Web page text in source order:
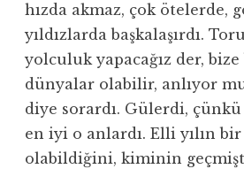
hızda akmaz, çok ötelerde,
yıldızlarda başkalaşırdı.
yolculuk yapacağız der, bize
dünyalar olabilir, anlıyor
diye sorardı. Gülerdi,
en iyi o anlardı. Elli yılın
olabildiğini, kiminin